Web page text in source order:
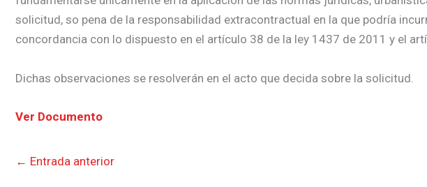
solicitud, so pena de la responsabilidad extracontractual en la que podría
concordancia con lo dispuesto en el artículo 38 de la ley 1437 de 2011 y el
Dichas observaciones se resolverán en el acto que decida sobre la solicitud.
Ver Documento
← Entrada anterior